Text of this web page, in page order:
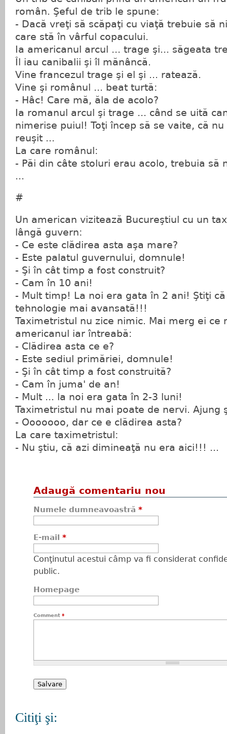
român. Şeful de trib le spune:
- Dacă vreţi să scăpaţi cu viaţă trebuie să
care stă în vârful copacului.
Ia americanul arcul ... trage şi... săgeata
Îl iau canibalii şi îl mănâncă.
Vine francezul trage şi el şi ... ratează.
Vine şi românul ... beat turtă:
- Hâc! Care mă, ăla de acolo?
Ia romanul arcul şi trage ... când se uită
nimerise puiul! Toţi încep să se vaite, că
reuşit ...
La care românul:
- Păi din câte stoluri erau acolo, trebuia să
...
#
Un american vizitează Bucureştiul cu un
lângă guvern:
- Ce este clădirea asta aşa mare?
- Este palatul guvernului, domnule!
- Şi în cât timp a fost construit?
- Cam în 10 ani!
- Mult timp! La noi era gata în 2 ani! Ştiţi
tehnologie mai avansată!!!
Taximetristul nu zice nimic. Mai merg ei ce
americanul iar întreabă:
- Clădirea asta ce e?
- Este sediul primăriei, domnule!
- Şi în cât timp a fost construită?
- Cam în juma' de an!
- Mult ... la noi era gata în 2-3 luni!
Taximetristul nu mai poate de nervi. Ajung
- Ooooooo, dar ce e clădirea asta?
La care taximetristul:
- Nu ştiu, că azi dimineaţă nu era aici!!! ...
Adaugă comentariu nou
Numele dumneavoastră *
E-mail *
Conţinutul acestui câmp va fi considerat
public.
Homepage
Comment *
Citiţi şi: